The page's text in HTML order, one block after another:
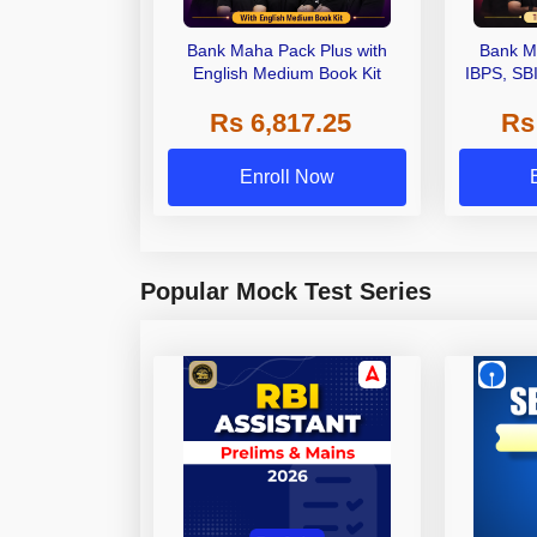
Bank Maha Pack Plus with
English Medium Book Kit
Rs 6,817.25
Enroll Now
Bank
IBPS,
Other
Popular Mock Test Series